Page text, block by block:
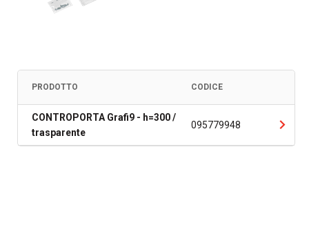
PRODOTTO CODICE
CONTROPORTA Grafi9 - h=300 /
trasparente
095779948